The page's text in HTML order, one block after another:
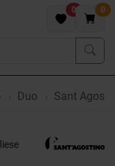
0 0
Duo Sant